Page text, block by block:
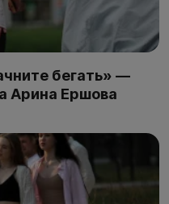
бегать» —
Арина Ершова